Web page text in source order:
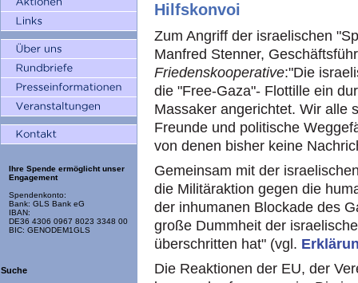
Ihre Spende ermöglicht unser
Engagement
Spendenkonto:
Bank: GLS Bank eG
IBAN:
DE36 4306 0967 8023 3348 00
BIC: GENODEM1GLS
Suche
Hilfskonvoi
Zum Angriff der israelischen
Manfred Stenner,
Friedenskooperative:"Die
die "Free-Gaza"- Flottille ein
Massaker angerichtet. Wir alle
Freunde und politische
von denen bisher keine
Gemeinsam mit der
die Militäraktion gegen die
der inhumanen Blockade des
große Dummheit der
überschritten hat" (vgl.
Die Reaktionen der EU, der